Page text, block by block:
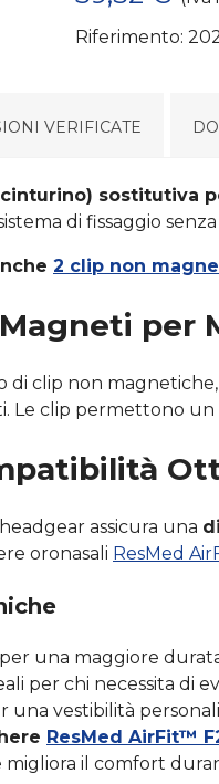
Riferimento:
VERIFICATE
sostitutiva
di fissaggio
2 clip non
per
di clip non
Le clip permettono
assicura una
oronasali ResMed
una maggiore
per chi necessita di
una vestibilità
ResMed AirFit™
migliora il comfort